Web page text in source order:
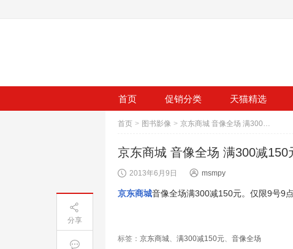
首页 促销分类 天猫精选
首页 > 图书影像 > 京东商城 音像全场 满300减150元
京东商城 音像全场 满300减150
2013年6月9日 msmpy
京东商城音像全场满300减150元。仅限9号9
标签： 京东商城、 满300减150元、 音像全场
分享